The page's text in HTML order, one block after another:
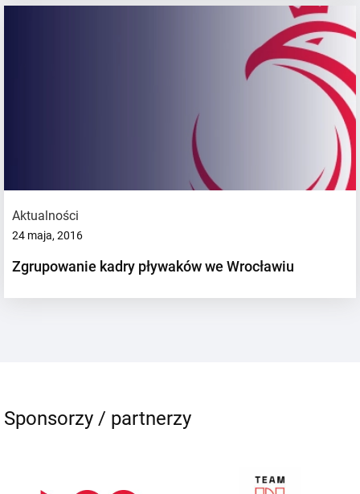
Aktualności
24 maja, 2016
Zgrupowanie kadry pływaków we Wrocławiu
Sponsorzy / partnerzy